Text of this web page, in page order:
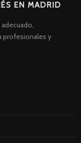
EN MADRID
profesionales y